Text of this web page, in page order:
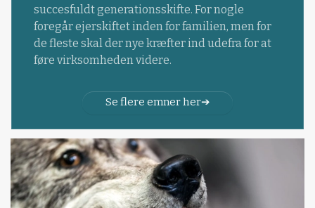
succesfuldt generationsskifte. For nogle
foregår ejerskiftet inden for familien, men for
de fleste skal der nye kræfter ind udefra for at
føre virksomheden videre.
Se flere emner her